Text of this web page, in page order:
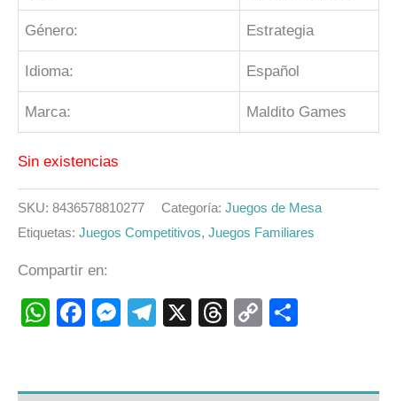
Género: Estrategia
Idioma: Español
Marca: Maldito Games
Sin existencias
SKU: 8436578810277 Categoría: Juegos de Mesa
Etiquetas: Juegos Competitivos, Juegos Familiares
Compartir en:
WhatsApp
Facebook
Messenger
Telegram
X Threads
Copy